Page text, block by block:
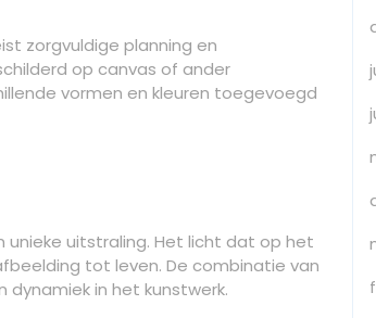
zorgvuldige planning en
op canvas of ander
vormen en kleuren toegevoegd
unieke uitstraling. Het licht dat op het
tot leven. De combinatie van
in het kunstwerk.